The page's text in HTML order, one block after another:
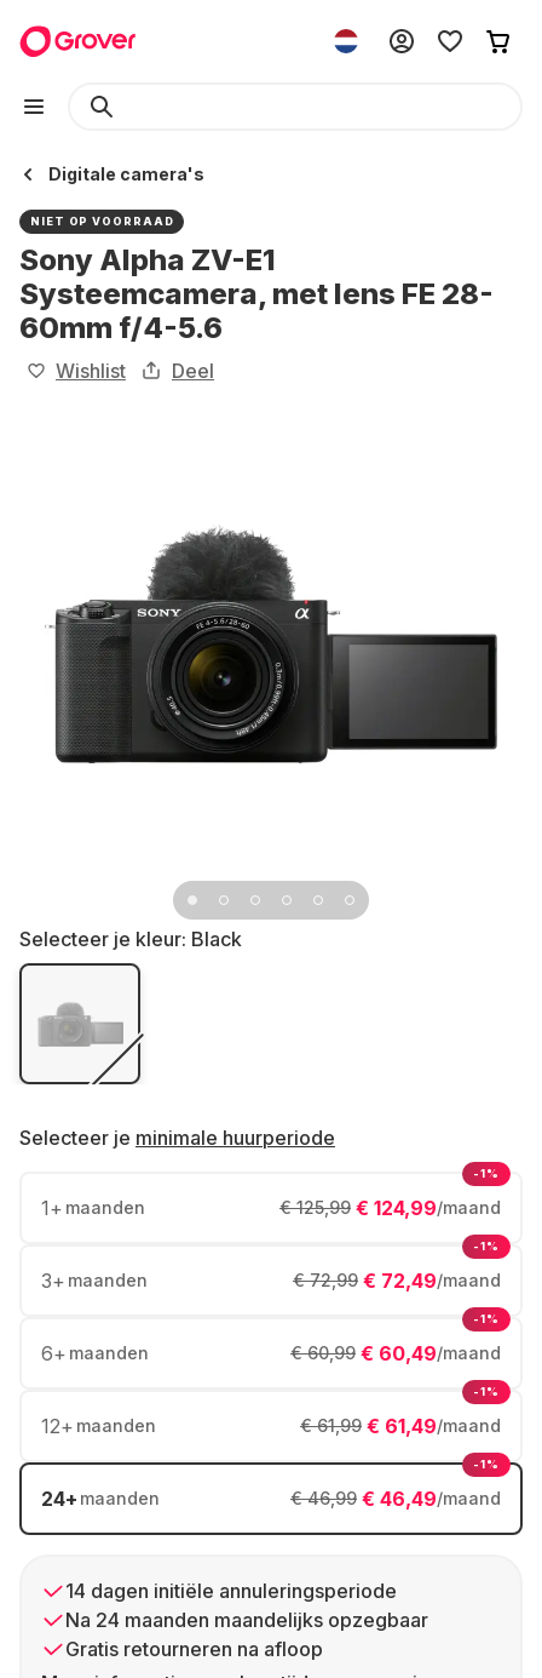
Digitale camera's
NIET OP VOORRAAD
Sony Alpha ZV-E1
Systeemcamera, met lens FE 28-
60mm f/4-5.6
Wishlist Deel
Selecteer je kleur: Black
Selecteer je minimale huurperiode
1+ maanden € 124,99/maand
€ 125,99
-1%
3+ maanden € 72,49/maand
€ 72,99
-1%
6+ maanden € 60,49/maand
€ 60,99
-1%
12+ maanden € 61,49/maand
€ 61,99
-1%
24+ maanden € 46,49/maand
€ 46,99
-1%
14 dagen initiële annuleringsperiode
Na 24 maanden maandelijks opzegbaar
Gratis retourneren na afloop